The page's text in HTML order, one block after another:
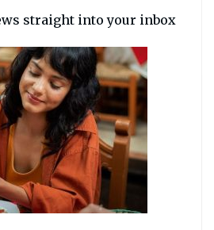
straight into your inbox